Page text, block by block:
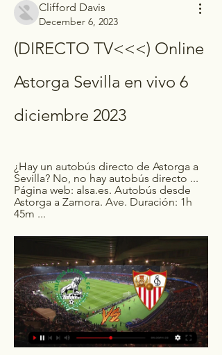
Clifford Davis
December 6, 2023
(DIRECTO TV<<<) Online
Astorga Sevilla en vivo 6
diciembre 2023
¿Hay un autobús directo de Astorga a
Sevilla? No, no hay autobús directo ...
Página web: alsa.es. Autobús desde
Astorga a Zamora. Ave. Duración: 1h
45m ...